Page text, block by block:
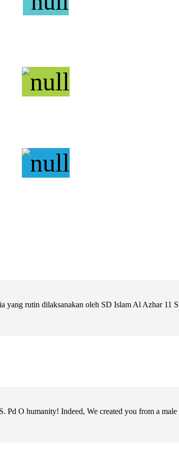
rutin dilaksanakan oleh SD Islam Al Azhar 11
O humanity! Indeed, We created you from a